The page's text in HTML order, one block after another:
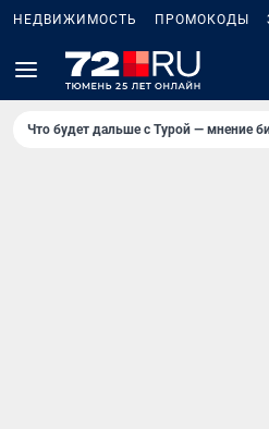
НЕДВИЖИМОСТЬ ПРОМОКОДЫ
Что будет дальше с Турой — мнение